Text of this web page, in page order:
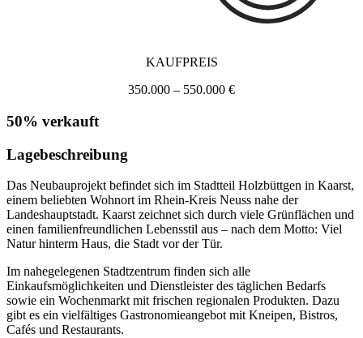
KAUFPREIS
350.000 – 550.000 €
50% verkauft
Lagebeschreibung
Das Neubauprojekt befindet sich im Stadtteil Holzbüttgen in Kaarst,
einem beliebten Wohnort im Rhein-Kreis Neuss nahe der
Landeshauptstadt. Kaarst zeichnet sich durch viele Grünflächen und
einen familienfreundlichen Lebensstil aus – nach dem Motto: Viel
Natur hinterm Haus, die Stadt vor der Tür.
Im nahegelegenen Stadtzentrum finden sich alle
Einkaufsmöglichkeiten und Dienstleister des täglichen Bedarfs
sowie ein Wochenmarkt mit frischen regionalen Produkten. Dazu
gibt es ein vielfältiges Gastronomieangebot mit Kneipen, Bistros,
Cafés und Restaurants.